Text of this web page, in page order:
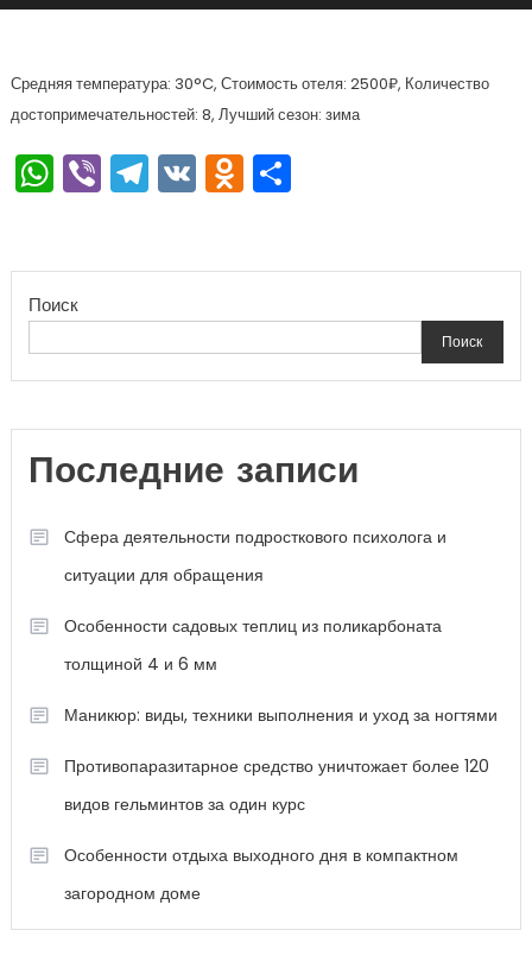
Средняя температура: 30°C, Стоимость отеля: 2500₽, Количество
достопримечательностей: 8, Лучший сезон: зима
WhatsApp
ViberTelegram
VKOdnoklassniki
Отправить
Поиск
Поиск
Последние записи
Сфера деятельности подросткового психолога и
ситуации для обращения
Особенности садовых теплиц из поликарбоната
толщиной 4 и 6 мм
Маникюр: виды, техники выполнения и уход за ногтями
Противопаразитарное средство уничтожает более 120
видов гельминтов за один курс
Особенности отдыха выходного дня в компактном
загородном доме